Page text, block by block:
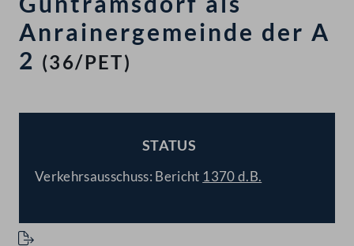
Anrainergemeinde der A
2 (36/PET)
STATUS
Verkehrsausschuss: Bericht 1370 d.B.